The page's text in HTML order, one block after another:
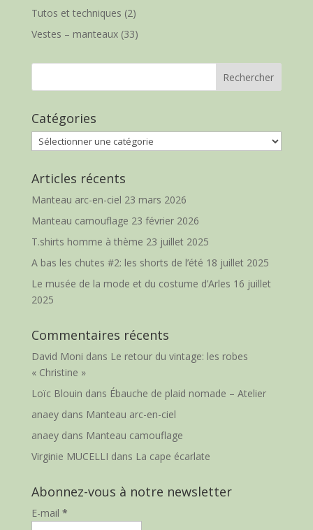
Tutos et techniques (2)
Vestes – manteaux(33)
Catégories
Catégories
Articles récents
Manteau arc-en-ciel 23 mars 2026
Manteau camouflage 23 février 2026
T.shirts homme à thème 23 juillet 2025
A bas les chutes #2: les shorts de l’été 18 juillet 2025
Le musée de la mode et du costume d’Arles 16 juillet
2025
Commentaires récents
David Moni dans Le retour du vintage: les robes
« Christine »
Loïc Blouin dans Ébauche de plaid nomade – Atelier
anaeydans Manteau arc-en-ciel
anaeydans Manteau camouflage
Virginie MUCELLI dans La cape écarlate
Abonnez-vous à notre newsletter
E-mail *